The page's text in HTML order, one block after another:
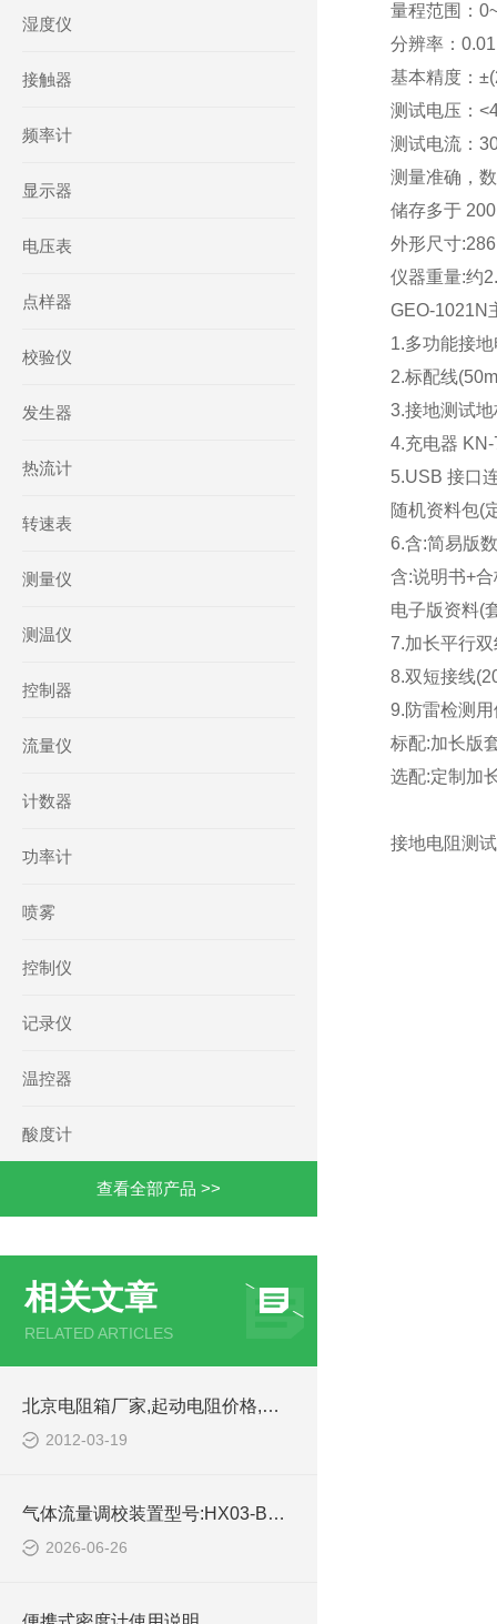
湿度仪
接触器
频率计
显示器
电压表
点样器
校验仪
发生器
热流计
转速表
测量仪
测温仪
控制器
流量仪
计数器
功率计
喷雾
控制仪
记录仪
温控器
酸度计
查看全部产品 >>
相关文章
RELATED ARTICLES
北京电阻箱厂家,起动电阻价格,北京电阻器定做,国产电阻箱的行业规范
2012-03-19
气体流量调校装置型号:HX03-BAX-1C库号：M414472的技术介绍
2026-06-26
量程范围：
分辨率：
基本精度：
测试电压：
测试电流：
测量准确，
储存多于
外形尺寸
仪器重量:约
GEO-1021N
1.多功能接
2.标配线
3.接地测试
4.充电器 KN-
5.USB 接口
随机资料包(
6.含:简易版
含:说明书+
电子版资料(
7.加长平行
8.双短接线
9.防雷检测
标配:加长版
选配:定制加
接地电阻测